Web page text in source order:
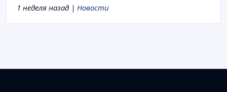
1 неделя назад | Новости